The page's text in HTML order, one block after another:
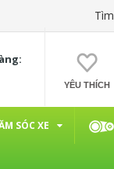
YÊU THÍCH
SÓC XE